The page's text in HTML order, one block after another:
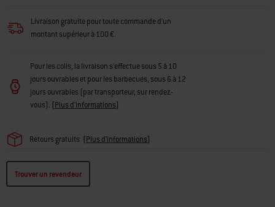
Livraison gratuite pour toute commande d'un
montant supérieur à 100 €.
Pour les colis, la livraison s'effectue sous 5 à 10
jours ouvrables et pour les barbecues, sous 6 à 12
jours ouvrables (par transporteur, sur rendez-
vous). (Plus d'informations)
Retours gratuits (Plus d'informations)
Trouver un revendeur